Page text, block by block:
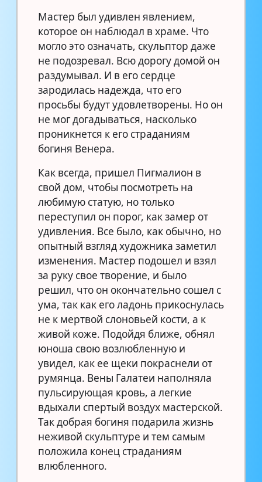
Мастер был удивлен явлением,
которое он наблюдал в храме. Что
могло это означать, скульптор даже
не подозревал. Всю дорогу домой он
раздумывал. И в его сердце
зародилась надежда, что его
просьбы будут удовлетворены. Но он
не мог догадываться, насколько
проникнется к его страданиям
богиня Венера.
Как всегда, пришел Пигмалион в
свой дом, чтобы посмотреть на
любимую статую, но только
переступил он порог, как замер от
удивления. Все было, как обычно, но
опытный взгляд художника заметил
изменения. Мастер подошел и взял
за руку свое творение, и было
решил, что он окончательно сошел с
ума, так как его ладонь прикоснулась
не к мертвой слоновьей кости, а к
живой коже. Подойдя ближе, обнял
юноша свою возлюбленную и
увидел, как ее щеки покраснели от
румянца. Вены Галатеи наполняла
пульсирующая кровь, а легкие
вдыхали спертый воздух мастерской.
Так добрая богиня подарила жизнь
неживой скульптуре и тем самым
положила конец страданиям
влюбленного.